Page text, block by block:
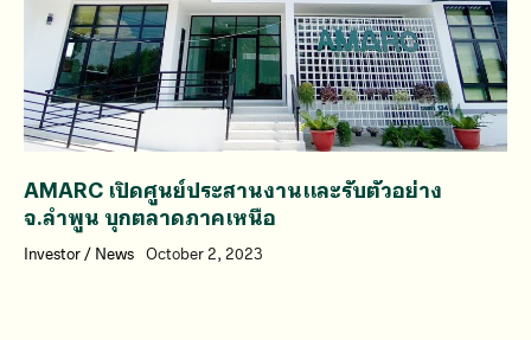
AMARC เปิดศูนย์ประสานงานและรับตัวอย่าง
จ.ลำพูน บุกตลาดภาคเหนือ
Investor/ News October 2, 2023